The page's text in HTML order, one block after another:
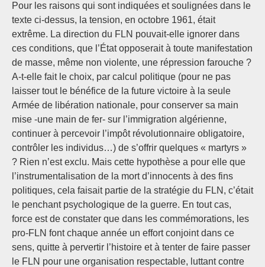
Pour les raisons qui sont indiquées et soulignées dans le
texte ci-dessus, la tension, en octobre 1961, était
extrême. La direction du FLN pouvait-elle ignorer dans
ces conditions, que l’État opposerait à toute manifestation
de masse, même non violente, une répression farouche ?
A-t-elle fait le choix, par calcul politique (pour ne pas
laisser tout le bénéfice de la future victoire à la seule
Armée de libération nationale, pour conserver sa main
mise -une main de fer- sur l’immigration algérienne,
continuer à percevoir l’impôt révolutionnaire obligatoire,
contrôler les individus…) de s’offrir quelques « martyrs »
? Rien n’est exclu. Mais cette hypothèse a pour elle que
l’instrumentalisation de la mort d’innocents à des fins
politiques, cela faisait partie de la stratégie du FLN, c’était
le penchant psychologique de la guerre. En tout cas,
force est de constater que dans les commémorations, les
pro-FLN font chaque année un effort conjoint dans ce
sens, quitte à pervertir l’histoire et à tenter de faire passer
le FLN pour une organisation respectable, luttant contre